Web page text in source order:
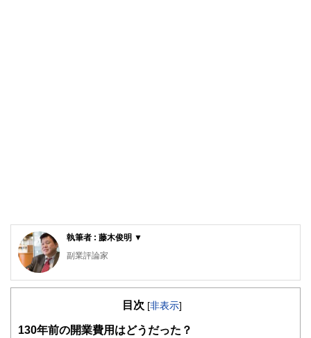
執筆者 : 藤木俊明 ▼
副業評論家
明治大学リバティアカデミー講師
ニングを28年間経営。その実績から明治大学リバティアカデ
「ローリスク独立」の執筆活動をはじめ、副業・起業関連の
目次 [非表示]
1 30年前の開業費用はどうだった？